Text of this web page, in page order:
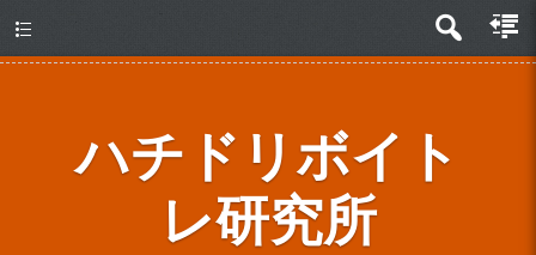
ハチドリボイト
レ研究所